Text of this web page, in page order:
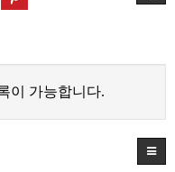
이 가능합니다.